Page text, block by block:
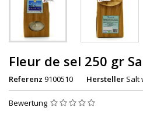
Fleur de sel 250 gr
Referenz 9100510 Hersteller Salt
Bewertung